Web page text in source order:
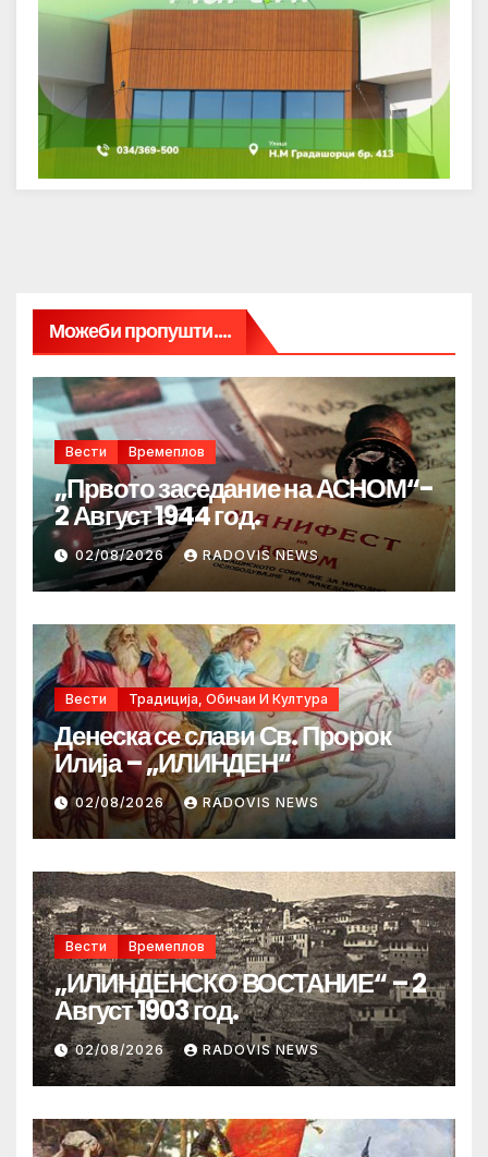
Можеби пропушти....
Вести Времеплов
„Првото заседание на АСНОМ“-
2 Август 1944 год.
02/08/2026 RADOVIS NEWS
Вести Традиција, Обичаи И Култура
Денеска се слави Св. Пророк
Илија – „ИЛИНДЕН“
02/08/2026 RADOVIS NEWS
Вести Времеплов
„ИЛИНДЕНСКО ВОСТАНИЕ“ – 2
Август 1903 год.
02/08/2026 RADOVIS NEWS